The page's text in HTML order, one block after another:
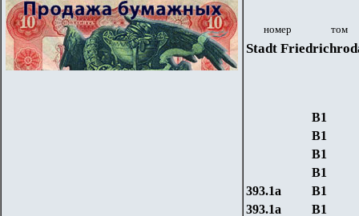
номер том
Stadt
B1
B1
B1
B1
393.1a
B1
393.1a
B1